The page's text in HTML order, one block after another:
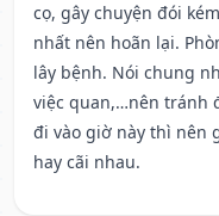
cọ, gây chuyện đói
nhất nên hoãn lại.
lây bệnh. Nói chung
việc quan,…nên tránh
đi vào giờ này thì nên
hay cãi nhau.